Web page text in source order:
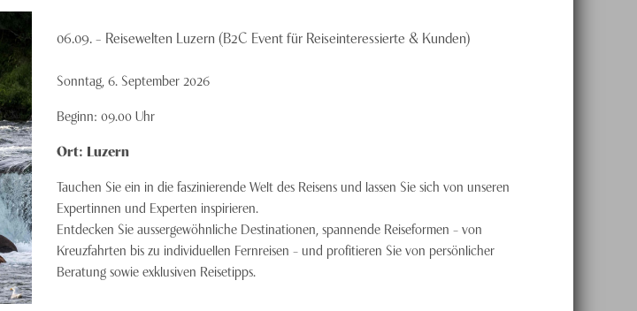
06.09. – Reisewelten Luzern (B2C Event für Reiseinteressierte & Kunden)
Sonntag, 6. September 2026
Beginn: 09.00Uhr
Ort: Luzern
Tauchen Sie ein in die faszinierende Welt des Reisens und lassen Sie sich von unseren
Expertinnen und Experten inspirieren.
Entdecken Sie aussergewöhnliche Destinationen, spannende Reiseformen – von
Kreuzfahrten bis zu individuellen Fernreisen – und profitieren Sie von persönlicher
Beratung sowie exklusiven Reisetipps.